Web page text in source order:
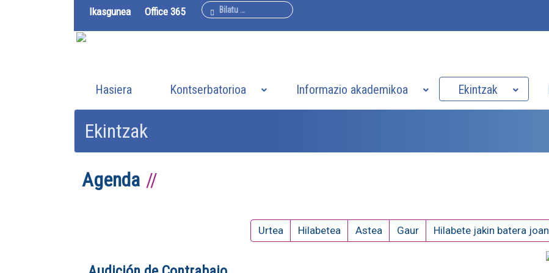
Ikasgunea Office 365 Bilatu
Hasiera Kontserbatorioa Informazio akademikoa Ekintzak
Ekintzak
Agenda
Urtea Hilabetea Astea Gaur Hilabete jakin batera joan